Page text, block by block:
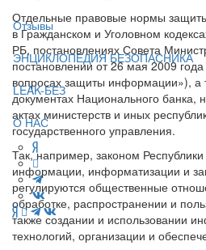
Отзывы
ЭНЦИКЛОПЕДИЯ БЕЗОПАСНИКА
LEAK-БЕЗ
О НАС
Отдельные правовые нормы
в Гражданском и Уголовном
РБ, постановлениях Совета
постановлении от 26 мая 2009
вопросах защиты информации»), а
документах Национального банка,
актах министерств и иных
государственного управления.
Так, например, законом
информации, информатизации и
регулируются общественные
обработке, распространении и
также создании и использовании
технологий, организации и